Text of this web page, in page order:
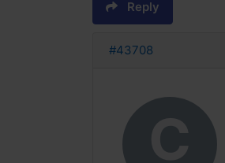
Reply
#43708
C